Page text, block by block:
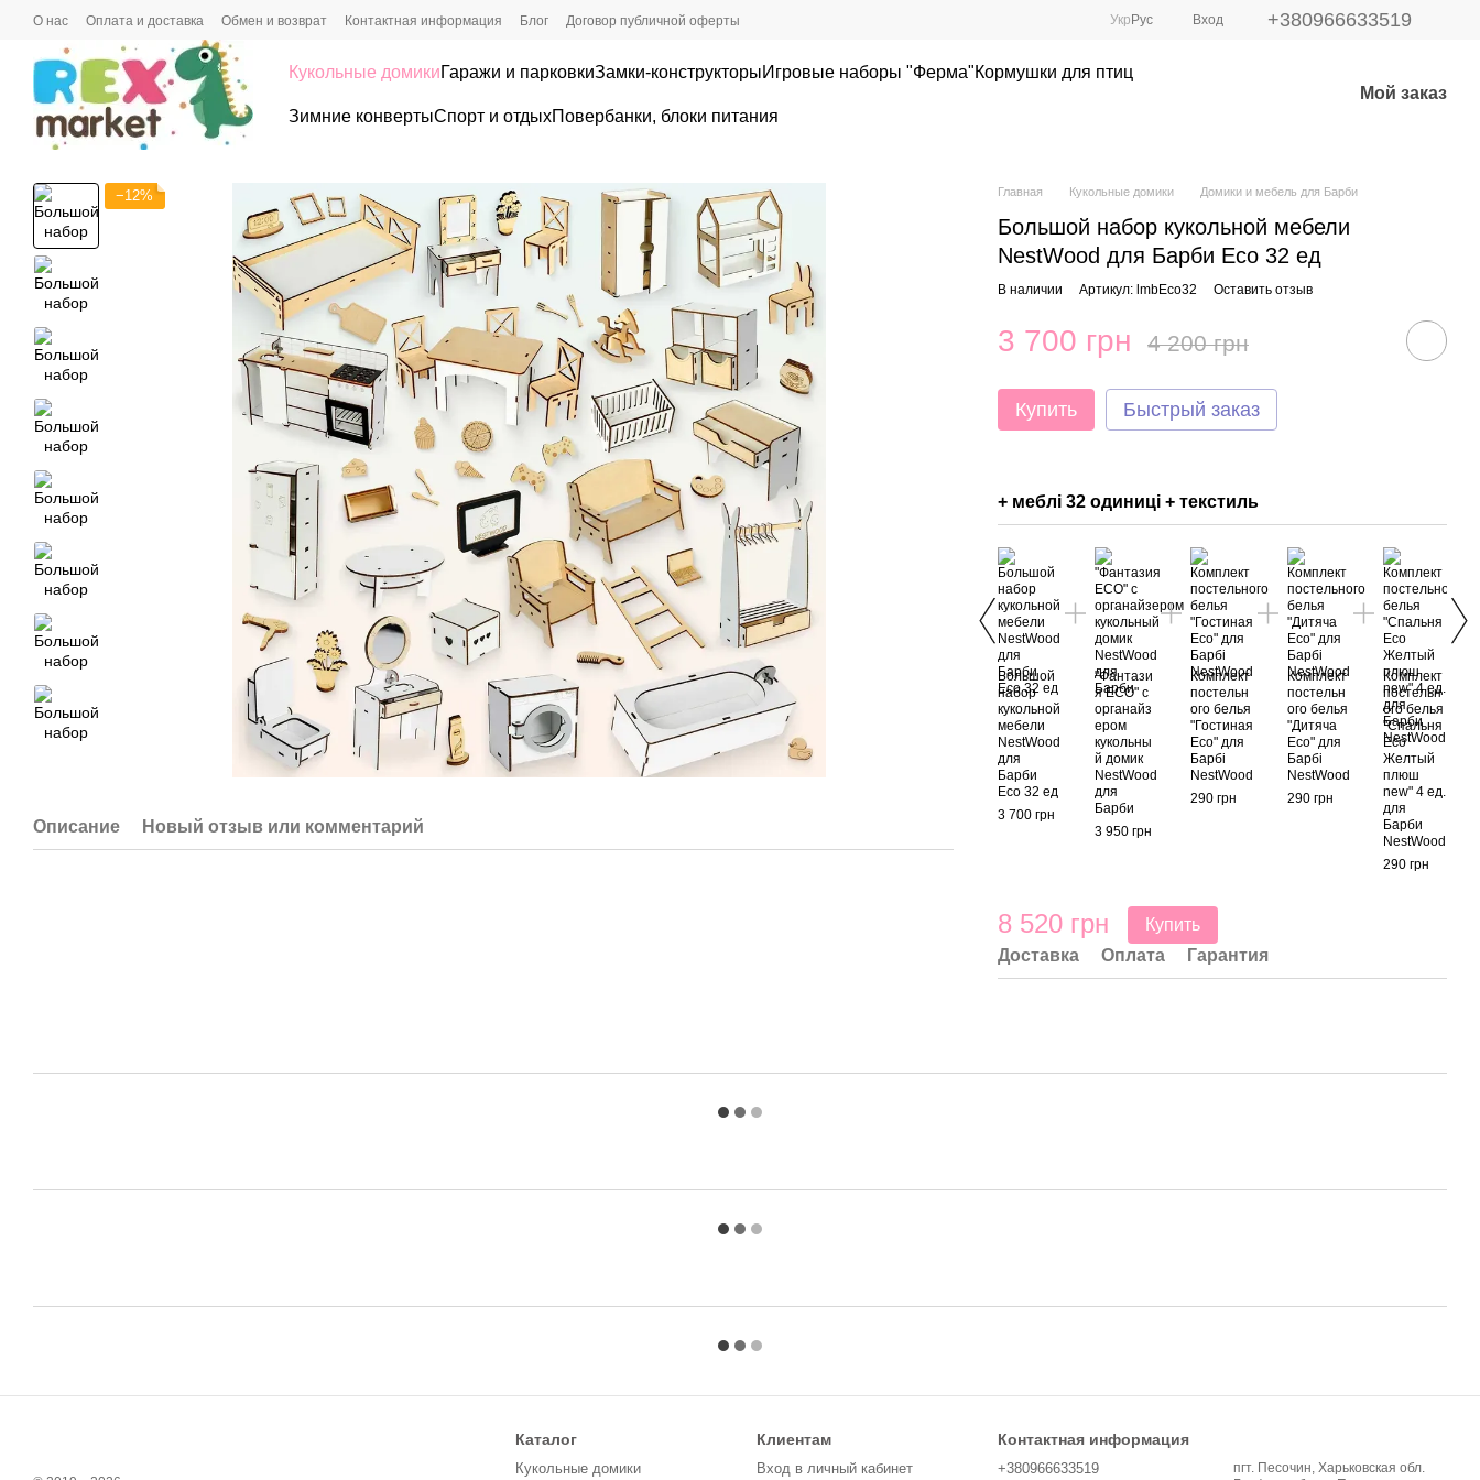
Перейти к основному контенту
О нас Оплата и доставка Обмен и возврат Контактная информация Блог Договор публичной оферты Укр Рус Вход +380966633519
Кукольные домикиГаражи и парковкиЗамки-конструкторыИгровые наборы "Ферма"Кормушки для птиц
Зимние конвертыСпорт и отдыхПовербанки, блоки питания
Мой заказ
−12%
Описание Новый отзыв или комментарий
Главная Кукольные домики Домики и мебель для Барби
Большой набор кукольной мебели
NestWood для Барби Eco 32 ед
В наличии Артикул: lmbEco32 Оставить отзыв
3 700 грн 4 200 грн
Купить Быстрый заказ
+ меблі 32 одиниці + текстиль
Большой
набор
кукольной
мебели
NestWood
для
Барби
Eco 32 ед
3 700 грн
"Фантази
я ECO" с
органайз
ером
кукольны
й домик
NestWood
для
Барби
3 950 грн
Комплект
постельн
ого белья
"Гостиная
Eco" для
Барбі
NestWood
290 грн
Комплект
постельн
ого белья
"Дитяча
Eco" для
Барбі
NestWood
290 грн
Комплект
постельн
ого белья
"Спальня
Eco
Желтый
плюш
new" 4 ед.
для
Барби
NestWood
290 грн
8 520 грн Купить
Доставка Оплата Гарантия
Каталог
Кукольные домики
Клиентам
Вход в личный кабинет
Контактная информация
+380966633519
пгт. Песочин, Харьковская обл.